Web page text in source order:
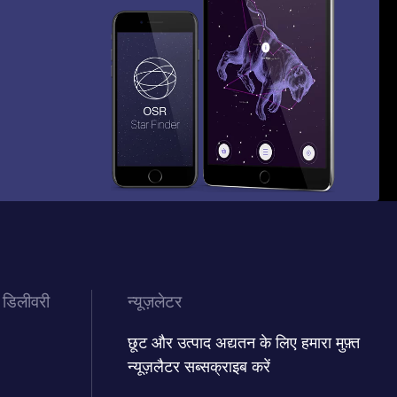
न्यूज़लेटर
छूट और उत्पाद अद्यतन के लिए हमारा मुफ़्त
न्यूज़लैटर सब्सक्राइब करें